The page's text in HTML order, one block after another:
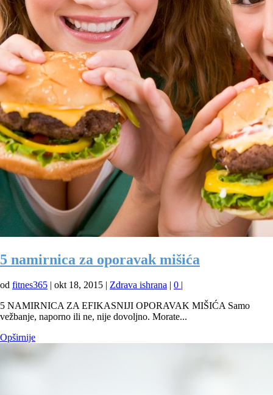
5 namirnica za oporavak mišića
od fitnes365 okt 18, 2015 Zdrava ishrana 0
5 NAMIRNICA ZA EFIKASNIJI OPORAVAK MIŠIĆA Samo
vežbanje, naporno ili ne, nije dovoljno. Morate...
Opširnije